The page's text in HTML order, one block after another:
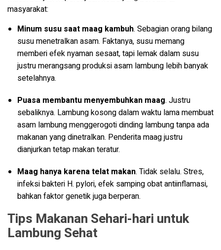
masyarakat:
Minum susu saat maag kambuh. Sebagian orang bilang
susu menetralkan asam. Faktanya, susu memang
memberi efek nyaman sesaat, tapi lemak dalam susu
justru merangsang produksi asam lambung lebih banyak
setelahnya.
Puasa membantu menyembuhkan maag. Justru
sebaliknya. Lambung kosong dalam waktu lama membuat
asam lambung menggerogoti dinding lambung tanpa ada
makanan yang dinetralkan. Penderita maag justru
dianjurkan tetap makan teratur.
Maag hanya karena telat makan. Tidak selalu. Stres,
infeksi bakteri H. pylori, efek samping obat antiinflamasi,
bahkan faktor genetik juga berperan.
Tips Makanan Sehari-hari untuk
Lambung Sehat